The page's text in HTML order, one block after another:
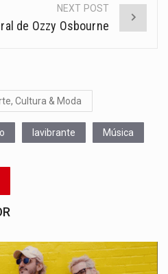
NEXT POST
de Ozzy Osbourne
Cultura & Moda
lavibrante Música